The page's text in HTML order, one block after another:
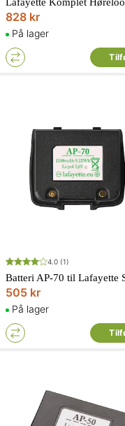
828 kr
På lager
4.0 (1)
505 kr
På lager